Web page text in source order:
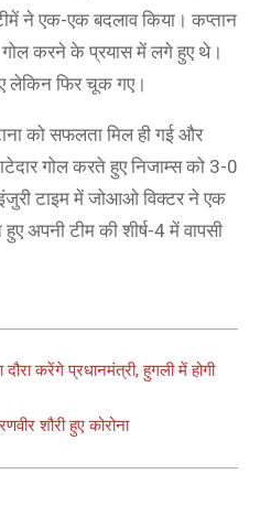
ने एक-एक बदलाव किया। कप्तान
करने के प्रयास में लगे हुए थे।
लेकिन फिर चूक गए।
को सफलता मिल ही गई और
गोल करते हुए निजाम्स को 3-0
टाइम में जोआओ विक्टर ने एक
अपनी टीम की शीर्ष-4 में वापसी
करेंगे प्रधानमंत्री, हुगली में होगी
शौरी हुए कोरोना